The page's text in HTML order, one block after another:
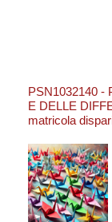
PSN1032140 -
E DELLE
matricola